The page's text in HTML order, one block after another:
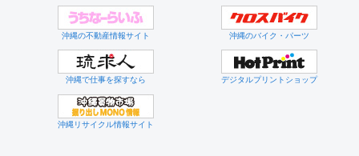
沖縄の不動産情報サイト 沖縄のバイク・パーツ
沖縄で仕事を探すなら デジタルプリントショップ
沖縄リサイクル情報サイト